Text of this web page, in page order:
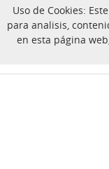
Snug
Uso de Cookies:
para analisis,
en esta página